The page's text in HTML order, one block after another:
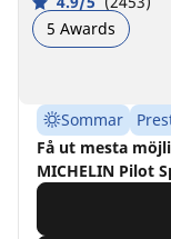
5 Awards
Sommar
Få ut mesta
MICHELIN Pilot